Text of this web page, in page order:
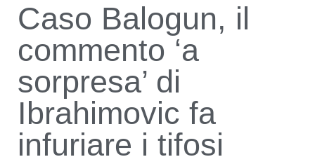
Caso Balogun, il
commento ‘a
sorpresa’ di
Ibrahimovic fa
infuriare i tifosi